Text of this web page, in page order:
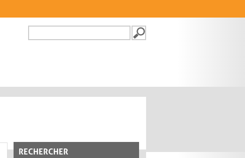
FORMULAIRE DE
RECHERCHER